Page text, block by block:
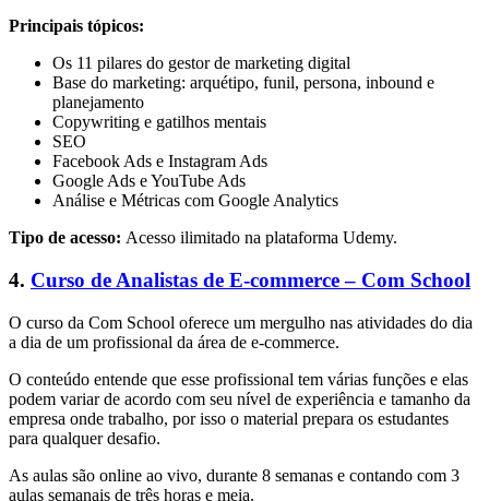
Principais tópicos:
Os 11 pilares do gestor de marketing digital
Base do marketing: arquétipo, funil, persona, inbound e
planejamento
Copywriting e gatilhos mentais
SEO
Facebook Ads e Instagram Ads
Google Ads e YouTube Ads
Análise e Métricas com Google Analytics
Tipo de acesso: Acesso ilimitado na plataforma Udemy.
4. Curso de Analistas de E-commerce – Com School
O curso da Com School oferece um mergulho nas atividades do dia
a dia de um profissional da área de e-commerce.
O conteúdo entende que esse profissional tem várias funções e elas
podem variar de acordo com seu nível de experiência e tamanho da
empresa onde trabalho, por isso o material prepara os estudantes
para qualquer desafio.
As aulas são online ao vivo, durante 8 semanas e contando com 3
aulas semanais de três horas e meia.